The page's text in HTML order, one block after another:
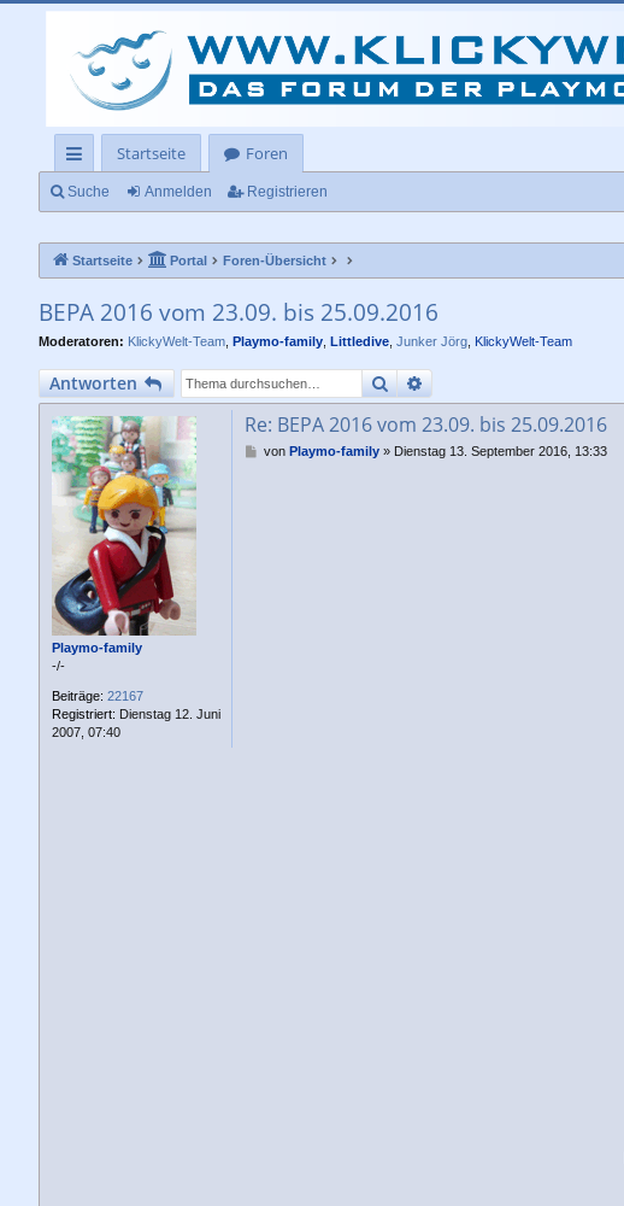
ch
llz
ug
rif
f
Startseite
Foren
Suche Anmelden Registrieren
Startseite Portal Foren-Übersicht
BEPA 2016 vom 23.09. bis 25.09.2016
Moderatoren: KlickyWelt-Team Playmo-family Littledive Junker Jörg KlickyWelt-Team
Antworten SucheErweiterte Suche
Playmo-family
-/-
Beiträge: 22167
Registriert: Dienstag 12. Juni
2007, 07:40
Re: BEPA 2016 vom 23.09. bis 25.09.2016
Bvon Playmo-family» Dienstag 13. September 2016, 13:33